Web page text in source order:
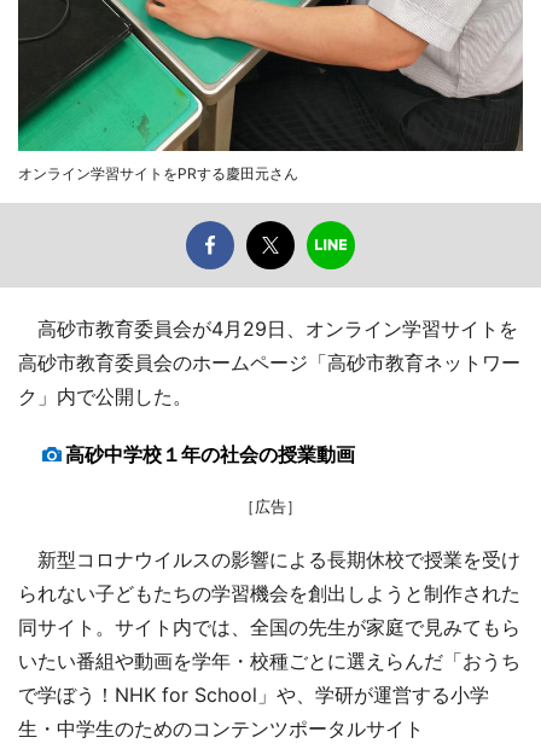
オンライン学習サイトをPRする慶田元さん
高砂市教育委員会が4月29日、オンライン学習サイトを
高砂市教育委員会のホームページ「高砂市教育ネットワー
ク」内で公開した。
高砂中学校１年の社会の授業動画
［広告］
新型コロナウイルスの影響による長期休校で授業を受け
られない子どもたちの学習機会を創出しようと制作された
同サイト。サイト内では、全国の先生が家庭で見みてもら
いたい番組や動画を学年・校種ごとに選えらんだ「おうち
で学ぼう！NHK for School」や、学研が運営する小学
生・中学生のためのコンテンツポータルサイト